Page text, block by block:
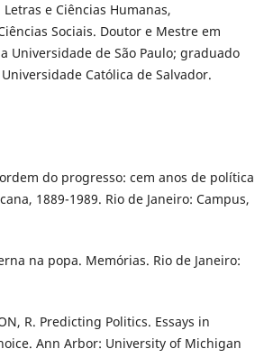
Letras e Ciências Humanas,
Sociais. Doutor e Mestre em
Universidade de São Paulo; graduado
Católica de Salvador.
ordem do progresso: cem anos de política
1889-1989. Rio de Janeiro: Campus,
na popa. Memórias. Rio de Janeiro:
R. Predicting Politics. Essays in
Ann Arbor: University of Michigan